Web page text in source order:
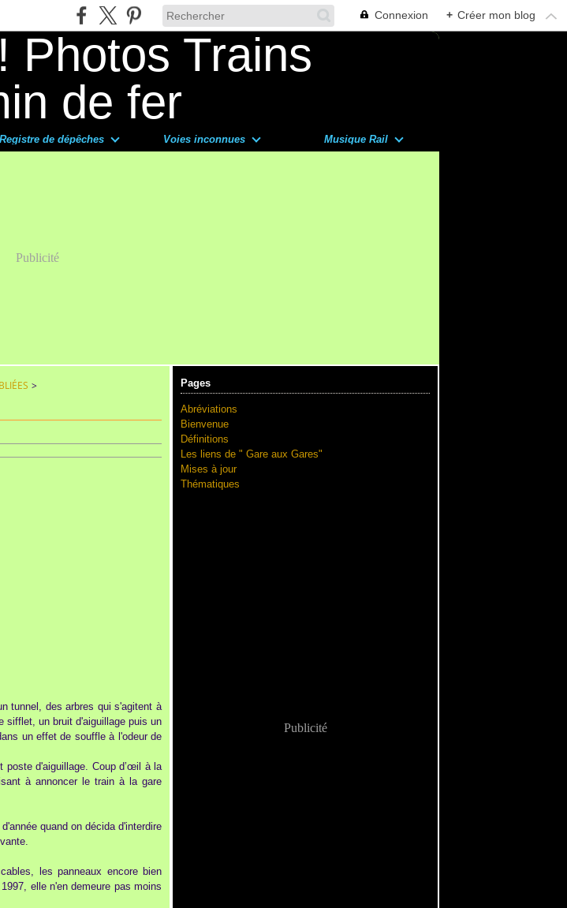
Connexion + Créer mon blog
Registre de dépêches Voies inconnues Musique Rail
Publicité
>
tunnel, des arbres qui s'agitent à
sifflet, un bruit d'aiguillage puis un
un effet de souffle à l'odeur de
poste d'aiguillage. Coup d’œil à la
à annoncer le train à la gare
quand on décida d'interdire
les panneaux encore bien
elle n'en demeure pas moins
Pages
Abréviations
Bienvenue
Définitions
Les liens de " Gare aux Gares"
Mises à jour
Thématiques
Publicité